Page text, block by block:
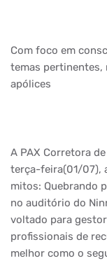
Com foco em
temas pertinentes,
apólices
A PAX Corretora
terça-feira(01/07),
mitos: Quebrando
no auditório do
voltado para
profissionais de
melhor como o